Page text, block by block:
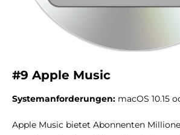
#9 Apple Music
Systemanforderungen: macOS 10.15
Apple Music bietet Abonnenten